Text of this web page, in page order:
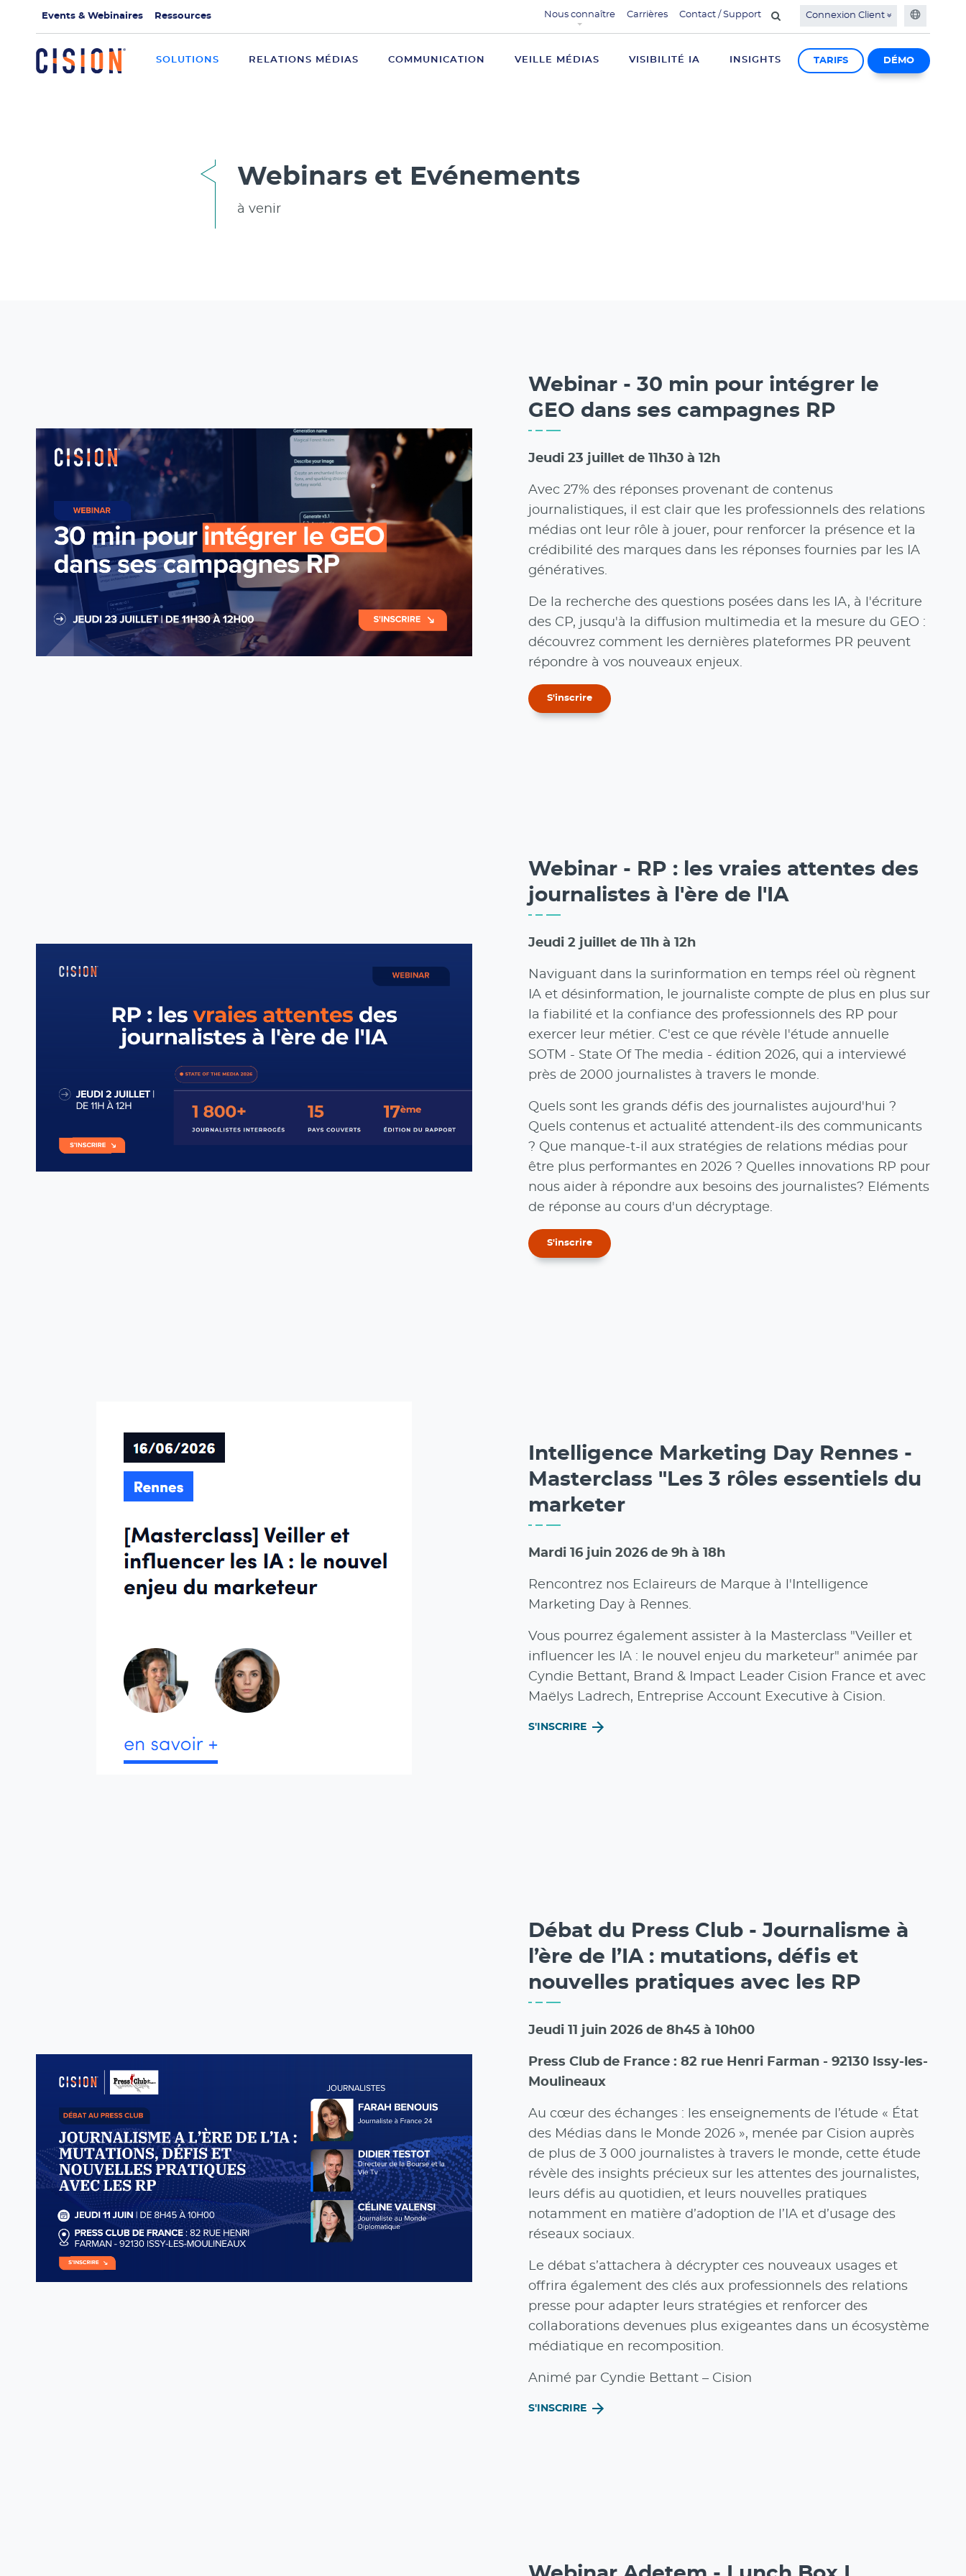
Events & Webinaires Ressources Nous connaître Carrières Contact / Support Connexion Client
SOLUTIONS RELATIONS MÉDIAS COMMUNICATION VEILLE MÉDIAS VISIBILITÉ IA INSIGHTS TARIFS DÉMO
Webinars et Evénements
à venir
Webinar - 30 min pour intégrer le
GEO dans ses campagnes RP
Jeudi 23 juillet de 11h30 à 12h
Avec 27% des réponses provenant de contenus
journalistiques, il est clair que les professionnels des relations
médias ont leur rôle à jouer, pour renforcer la présence et la
crédibilité des marques dans les réponses fournies par les IA
génératives.
De la recherche des questions posées dans les IA, à l'écriture
des CP, jusqu'à la diffusion multimedia et la mesure du GEO :
découvrez comment les dernières plateformes PR peuvent
répondre à vos nouveaux enjeux.
S'inscrire
Webinar - RP : les vraies attentes des
journalistes à l'ère de l'IA
Jeudi 2 juillet de 11h à 12h
Naviguant dans la surinformation en temps réel où règnent
IA et désinformation, le journaliste compte de plus en plus sur
la fiabilité et la confiance des professionnels des RP pour
exercer leur métier. C'est ce que révèle l'étude annuelle
SOTM - State Of The media - édition 2026, qui a interviewé
près de 2000 journalistes à travers le monde.
Quels sont les grands défis des journalistes aujourd'hui ?
Quels contenus et actualité attendent-ils des communicants
? Que manque-t-il aux stratégies de relations médias pour
être plus performantes en 2026 ? Quelles innovations RP pour
nous aider à répondre aux besoins des journalistes? Eléments
de réponse au cours d'un décryptage.
S'inscrire
Intelligence Marketing Day Rennes -
Masterclass "Les 3 rôles essentiels du
marketer
Mardi 16 juin 2026 de 9h à 18h
Rencontrez nos Eclaireurs de Marque à l'Intelligence
Marketing Day à Rennes.
Vous pourrez également assister à la Masterclass "Veiller et
influencer les IA : le nouvel enjeu du marketeur" animée par
Cyndie Bettant, Brand & Impact Leader Cision France et avec
Maëlys Ladrech, Entreprise Account Executive à Cision.
S'INSCRIRE
Débat du Press Club - Journalisme à
l’ère de l’IA : mutations, défis et
nouvelles pratiques avec les RP
Jeudi 11 juin 2026 de 8h45 à 10h00
Press Club de France : 82 rue Henri Farman - 92130 Issy-les-
Moulineaux
Au cœur des échanges : les enseignements de l’étude « État
des Médias dans le Monde 2026 », menée par Cision auprès
de plus de 3 000 journalistes à travers le monde, cette étude
révèle des insights précieux sur les attentes des journalistes,
leurs défis au quotidien, et leurs nouvelles pratiques
notamment en matière d’adoption de l’IA et d’usage des
réseaux sociaux.
Le débat s’attachera à décrypter ces nouveaux usages et
offrira également des clés aux professionnels des relations
presse pour adapter leurs stratégies et renforcer des
collaborations devenues plus exigeantes dans un écosystème
médiatique en recomposition.
Animé par Cyndie Bettant – Cision
S'INSCRIRE